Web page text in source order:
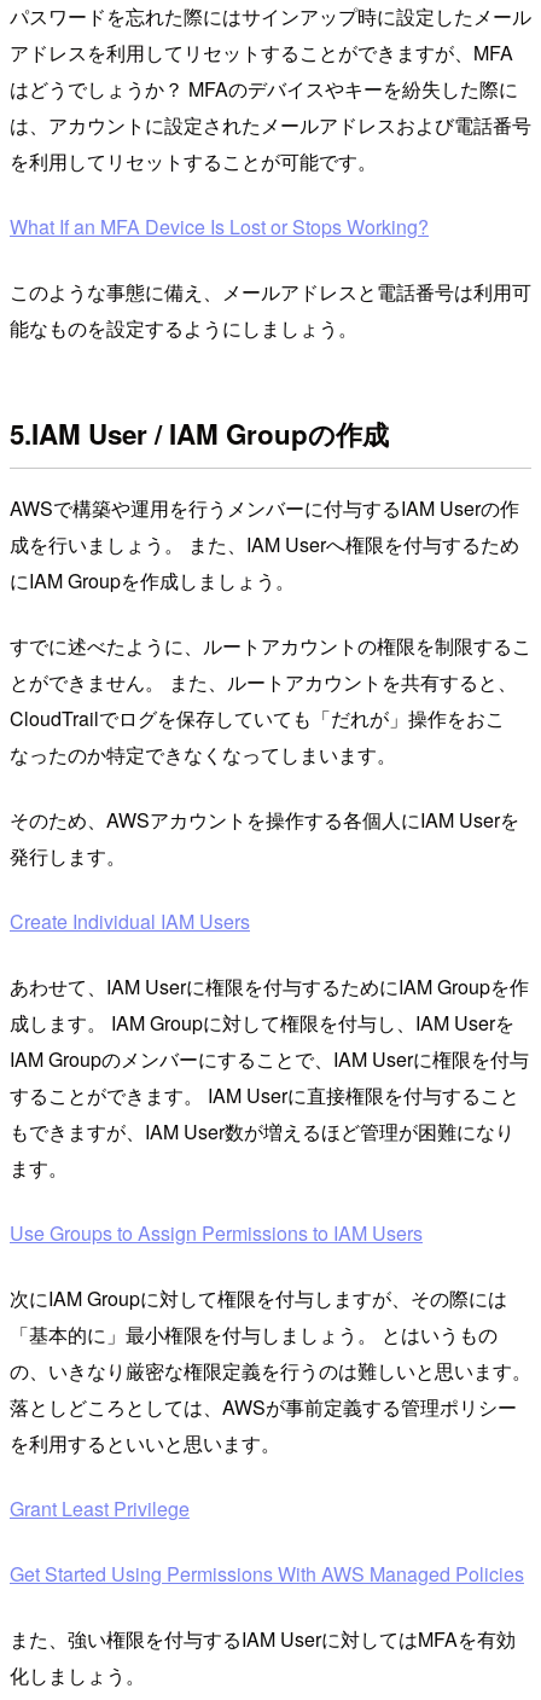
パスワードを忘れた際にはサインアップ時に設定したメール
アドレスを利用してリセットすることができますが、MFA
はどうでしょうか？ MFAのデバイスやキーを紛失した際に
は、アカウントに設定されたメールアドレスおよび電話番号
を利用してリセットすることが可能です。
What If an MFA Device Is Lost or Stops Working?
このような事態に備え、メールアドレスと電話番号は利用可
能なものを設定するようにしましょう。
5.IAM User / IAM Groupの作成
AWSで構築や運用を行うメンバーに付与するIAM Userの作
成を行いましょう。 また、IAM Userへ権限を付与するため
にIAM Groupを作成しましょう。
すでに述べたように、ルートアカウントの権限を制限するこ
とができません。 また、ルートアカウントを共有すると、
CloudTrailでログを保存していても「だれが」操作をおこ
なったのか特定できなくなってしまいます。
そのため、AWSアカウントを操作する各個人にIAM Userを
発行します。
Create Individual IAM Users
あわせて、IAM Userに権限を付与するためにIAM Groupを作
成します。 IAM Groupに対して権限を付与し、IAM Userを
IAM Groupのメンバーにすることで、IAM Userに権限を付与
することができます。 IAM Userに直接権限を付与すること
もできますが、IAM User数が増えるほど管理が困難になり
ます。
Use Groups to Assign Permissions to IAM Users
次にIAM Groupに対して権限を付与しますが、その際には
「基本的に」最小権限を付与しましょう。 とはいうもの
の、いきなり厳密な権限定義を行うのは難しいと思います。
落としどころとしては、AWSが事前定義する管理ポリシー
を利用するといいと思います。
Grant Least Privilege
Get Started Using Permissions With AWS Managed Policies
また、強い権限を付与するIAM Userに対してはMFAを有効
化しましょう。